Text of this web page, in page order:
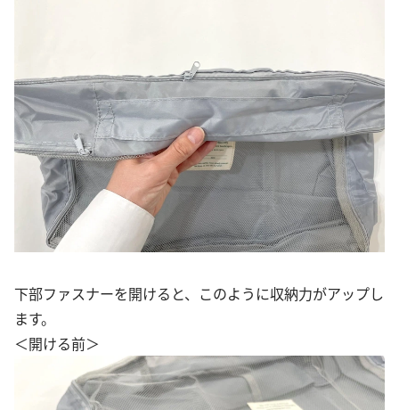
下部ファスナーを開けると、このように収納力がアップし
ます。
＜開ける前＞